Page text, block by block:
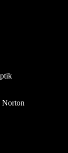
Norton